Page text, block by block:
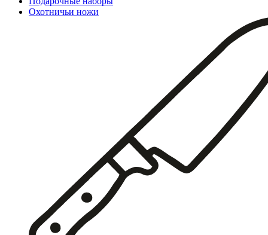
Охотничьи ножи